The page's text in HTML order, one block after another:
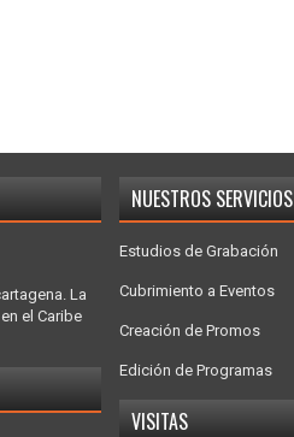
La
el Caribe
NUESTROS SERVICIOS
Estudios de Grabación
Cubrimiento a Eventos
Creación de Promos
Edición de Programas
VISITAS